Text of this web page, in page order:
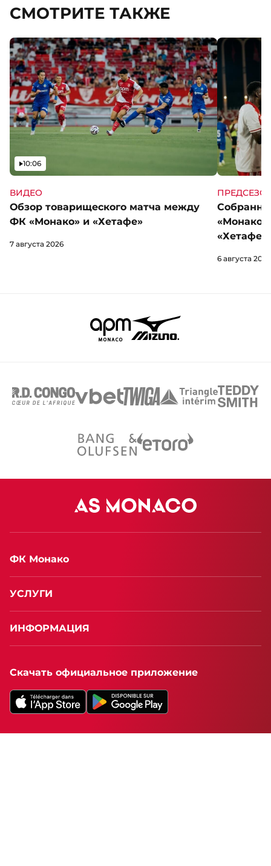
СМОТРИТЕ ТАКЖЕ
ВИДЕО
Обзор товарищеского матча между
ФК «Монако» и «Хетафе»
Видео
10:06
7 августа 2026
«Хетафе»
6 августа 2026
ФК Монако
УСЛУГИ
ИНФОРМАЦИЯ
Скачать официальное приложение